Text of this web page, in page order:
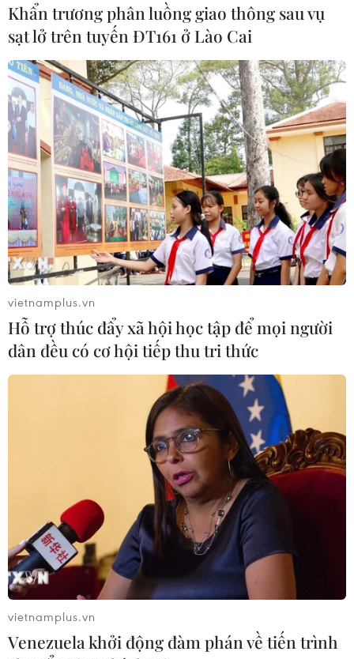
Dàn xe cổ Volkswagen diễu hành mừng
Festival Huế lần thứ X
27/04/2018 14:29
Sáng 27/4, Sở Du lịch tỉnh Thừa Thiên - Huế phối hợp
với Câu lạc bộ Volkswagen Việt Nam và Câu lạc bộ xe
Vespa cổ Huế tổ chức chương trình diễu hành nhằm
hưởng ứng Festival Huế lần thứ X- 2018.
Khẩn trương phân luồng giao thông sau vụ
sạt lở trên tuyến ĐT161 ở Lào Cai
vietnamplus.vn
Hỗ trợ thúc đẩy xã hội học tập để mọi người
dân đều có cơ hội tiếp thu tri thức
vietnamplus.vn
Venezuela khởi động đàm phán về tiến trình